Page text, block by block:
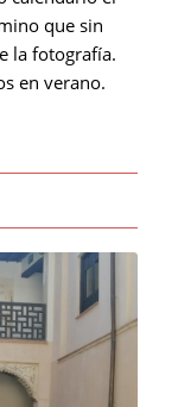
que sin
la fotografía.
en verano.